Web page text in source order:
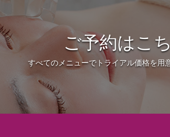
ご予約はこ
すべてのメニューでトライアル価格を用